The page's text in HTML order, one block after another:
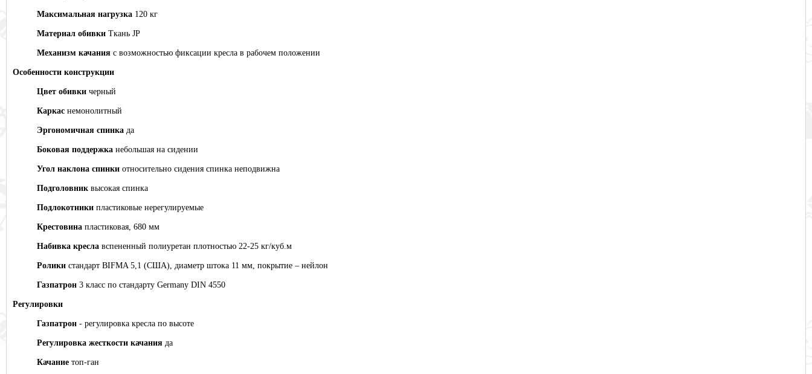
Максимальная нагрузка 120 кг
Материал обивки Ткань JP
Механизм качания с возможностью фиксации кресла в рабочем положении
Особенности конструкции
Цвет обивки черный
Каркас немонолитный
Эргономичная спинка да
Боковая поддержка небольшая на сидении
Угол наклона спинки относительно сидения спинка неподвижна
Подголовник высокая спинка
Подлокотники пластиковые нерегулируемые
Крестовина пластиковая, 680 мм
Набивка кресла вспененный полиуретан плотностью 22-25 кг/куб.м
Ролики стандарт BIFMA 5,1 (США), диаметр штока 11 мм, покрытие – нейлон
Газпатрон 3 класс по стандарту Germany DIN 4550
Регулировки
Газпатрон - регулировка кресла по высоте
Регулировка жесткости качания да
Качание топ-ган